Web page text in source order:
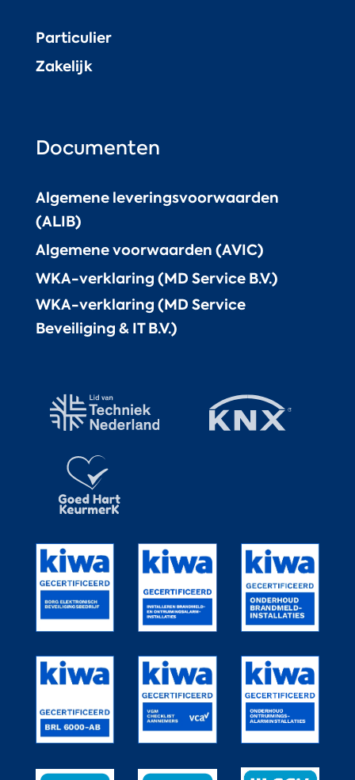
Particulier
Zakelijk
Documenten
Algemene leveringsvoorwaarden
(ALIB)
Algemene voorwaarden (AVIC)
WKA-verklaring (MD Service B.V.)
WKA-verklaring (MD Service
Beveiliging & IT B.V.)